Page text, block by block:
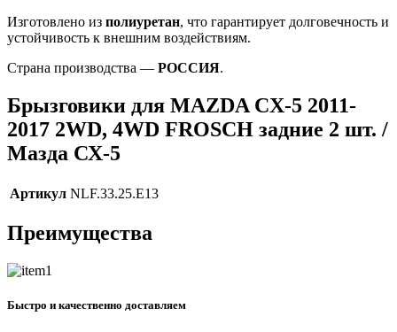
Изготовлено из полиуретан, что гарантирует долговечность и
устойчивость к внешним воздействиям.
Страна производства — РОССИЯ.
Брызговики для MAZDA CX-5 2011-
2017 2WD, 4WD FROSCH задние 2 шт. /
Мазда СХ-5
Артикул NLF.33.25.E13
Преимущества
Быстро и качественно доставляем